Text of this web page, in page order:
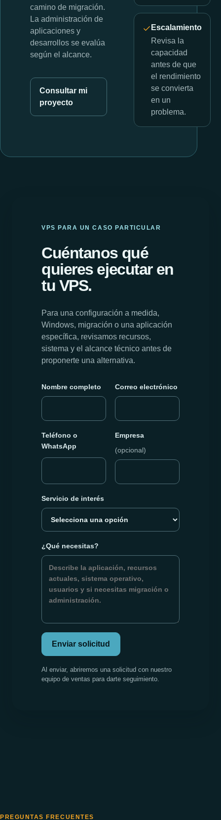
camino de migración.
La administración de
aplicaciones y
desarrollos se evalúa
según el alcance.
Consultar mi
proyecto
Escalamiento
Revisa la
capacidad
antes de que
el rendimiento
se convierta
en un
problema.
VPS PARA UN CASO PARTICULAR
Cuéntanos qué
quieres ejecutar en
tu VPS.
Para una configuración a medida,
Windows, migración o una aplicación
específica, revisamos recursos,
sistema y el alcance técnico antes de
proponerte una alternativa.
Nombre completo Correo electrónico
Teléfono o
WhatsApp
Empresa
(opcional)
Servicio de interés
¿Qué necesitas?
Enviar solicitud
Al enviar, abriremos una solicitud con nuestro
equipo de ventas para darte seguimiento.
PREGUNTAS FRECUENTES